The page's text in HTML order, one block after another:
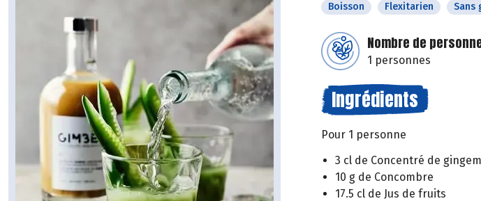
Boisson Flexitarien Sans
Nombre de
1 personnes
Ingrédients
Pour 1 personne
3 cl de Concentré de
10 g de Concombre
17.5 cl de Jus de fruits